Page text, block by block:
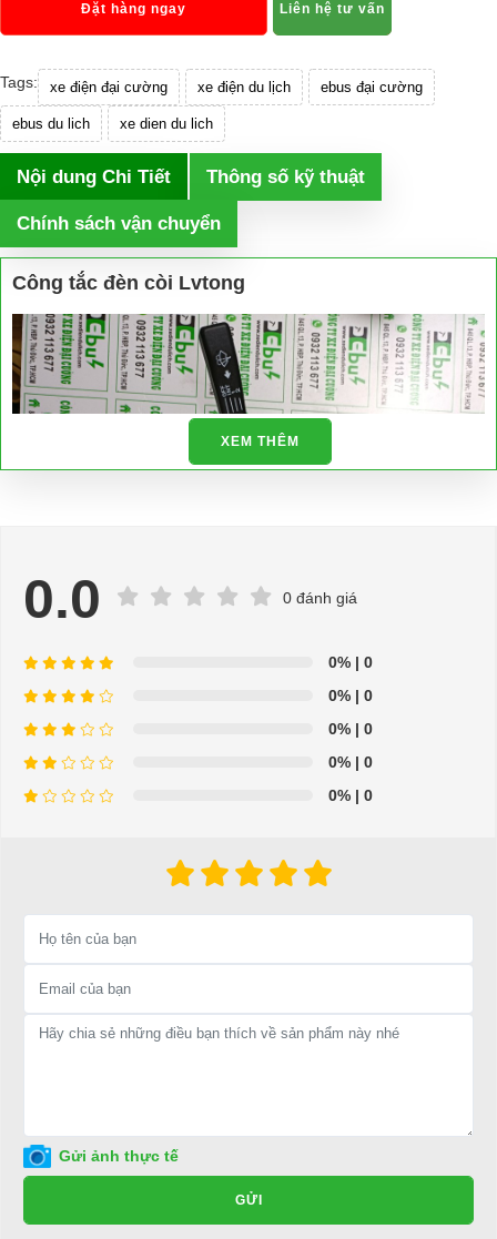
Đặt hàng ngay Liên hệ tư vấn
Tags: xe điện đại cường xe điện du lịch ebus đại cường
ebus du lich xe dien du lich
Nội dung Chi Tiết Thông số kỹ thuật
Chính sách vận chuyển
Công tắc đèn còi Lvtong
Công tắc đèn còi Lvtong
⇒ Xem thêm:Bạn nên chọn mua Xe điện sân golf chất lượng giá
tốt ở đâu?
LIÊN HỆ CÔNG TY:
Địa chỉ: 845 Quốc Lộ 13, Phường Hiệp Bình Phước, Thành phố
XEM THÊM
0.0 0 đánh giá
0% | 0
0% | 0
0% | 0
0% | 0
0% | 0
Gửi ảnh thực tế
GỬI